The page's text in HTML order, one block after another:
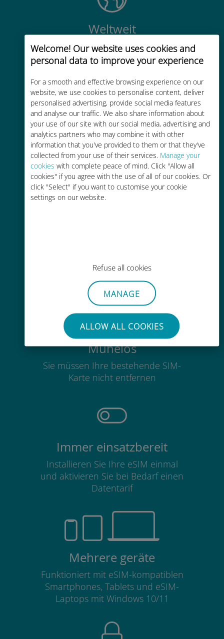
Welcome! Our website uses cookies and
personal data to improve your experience
For a smooth and effective browsing experience on our
website, we use cookies to personalise content, deliver
personalised advertising, provide social media features
and analyse our traffic. We also share information about
your use of our site with our social media, advertising and
analytics partners who may combine it with other
information that you've provided to them or that they've
collected from your use of their services. Manage your
cookies with complete peace of mind. Click "Allow all
cookies" if you agree with the use of all of our cookies. Or
click "Select" if you want to customise your cookie
settings on our website.
Refuse all cookies
MANAGE
ALLOW ALL COOKIES
Weltweit
Weltweite hochwertige
Mobilfunkkonnektivität in über 200
Reiseziele
Kostengünstig
Bis zu 90 % günstiger als Roaming-
Gebühren bei Ihrem bisherigen
Anbieter
Überall über die Ubigi-App, auch
ohne WLAN oder Datenguthaben
Mühelos
Sie müssen Ihre bestehende SIM-
Karte nicht entfernen
Immer einsatzbereit
Installieren Sie Ihre eSIM einmal
und aktivieren Sie bei Bedarf einen
Datentarif
Mehrere geräte
Funktioniert mit eSIM-kompatiblen
Smartphones, Tablets und eSIM-
Laptops mit Windows 10/11